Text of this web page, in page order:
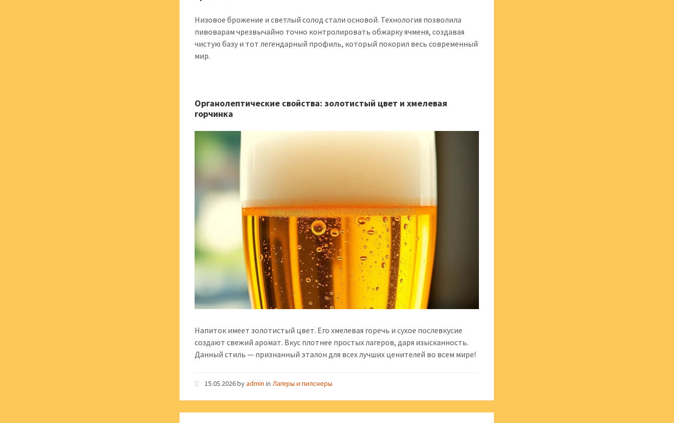
Низовое брожение и светлый солод стали основой. Технология позволила
пивоварам чрезвычайно точно контролировать обжарку ячменя, создавая
чистую базу и тот легендарный профиль, который покорил весь современный
мир.
Органолептические свойства: золотистый цвет и хмелевая
горчинка
Напиток имеет золотистый цвет. Его хмелевая горечь и сухое послевкусие
создают свежий аромат. Вкус плотнее простых лагеров, даря изысканность.
Данный стиль — признанный эталон для всех лучших ценителей во всем мире!
15.05.2026byadmin inЛагеры и пилснеры